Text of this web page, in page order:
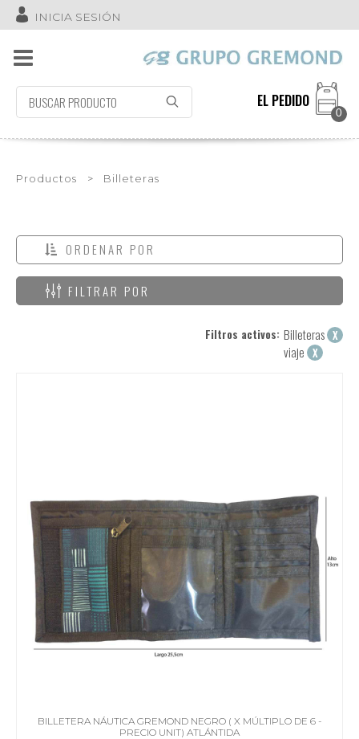
INICIA SESIÓN
EL PEDIDO
0
Productos > Billeteras
ORDENAR POR
FILTRAR POR
Filtros activos: Billeteras X
viaje X
BILLETERA NÁUTICA GREMOND NEGRO ( X MÚLTIPLO DE 6 -
PRECIO UNIT) ATLÁNTIDA